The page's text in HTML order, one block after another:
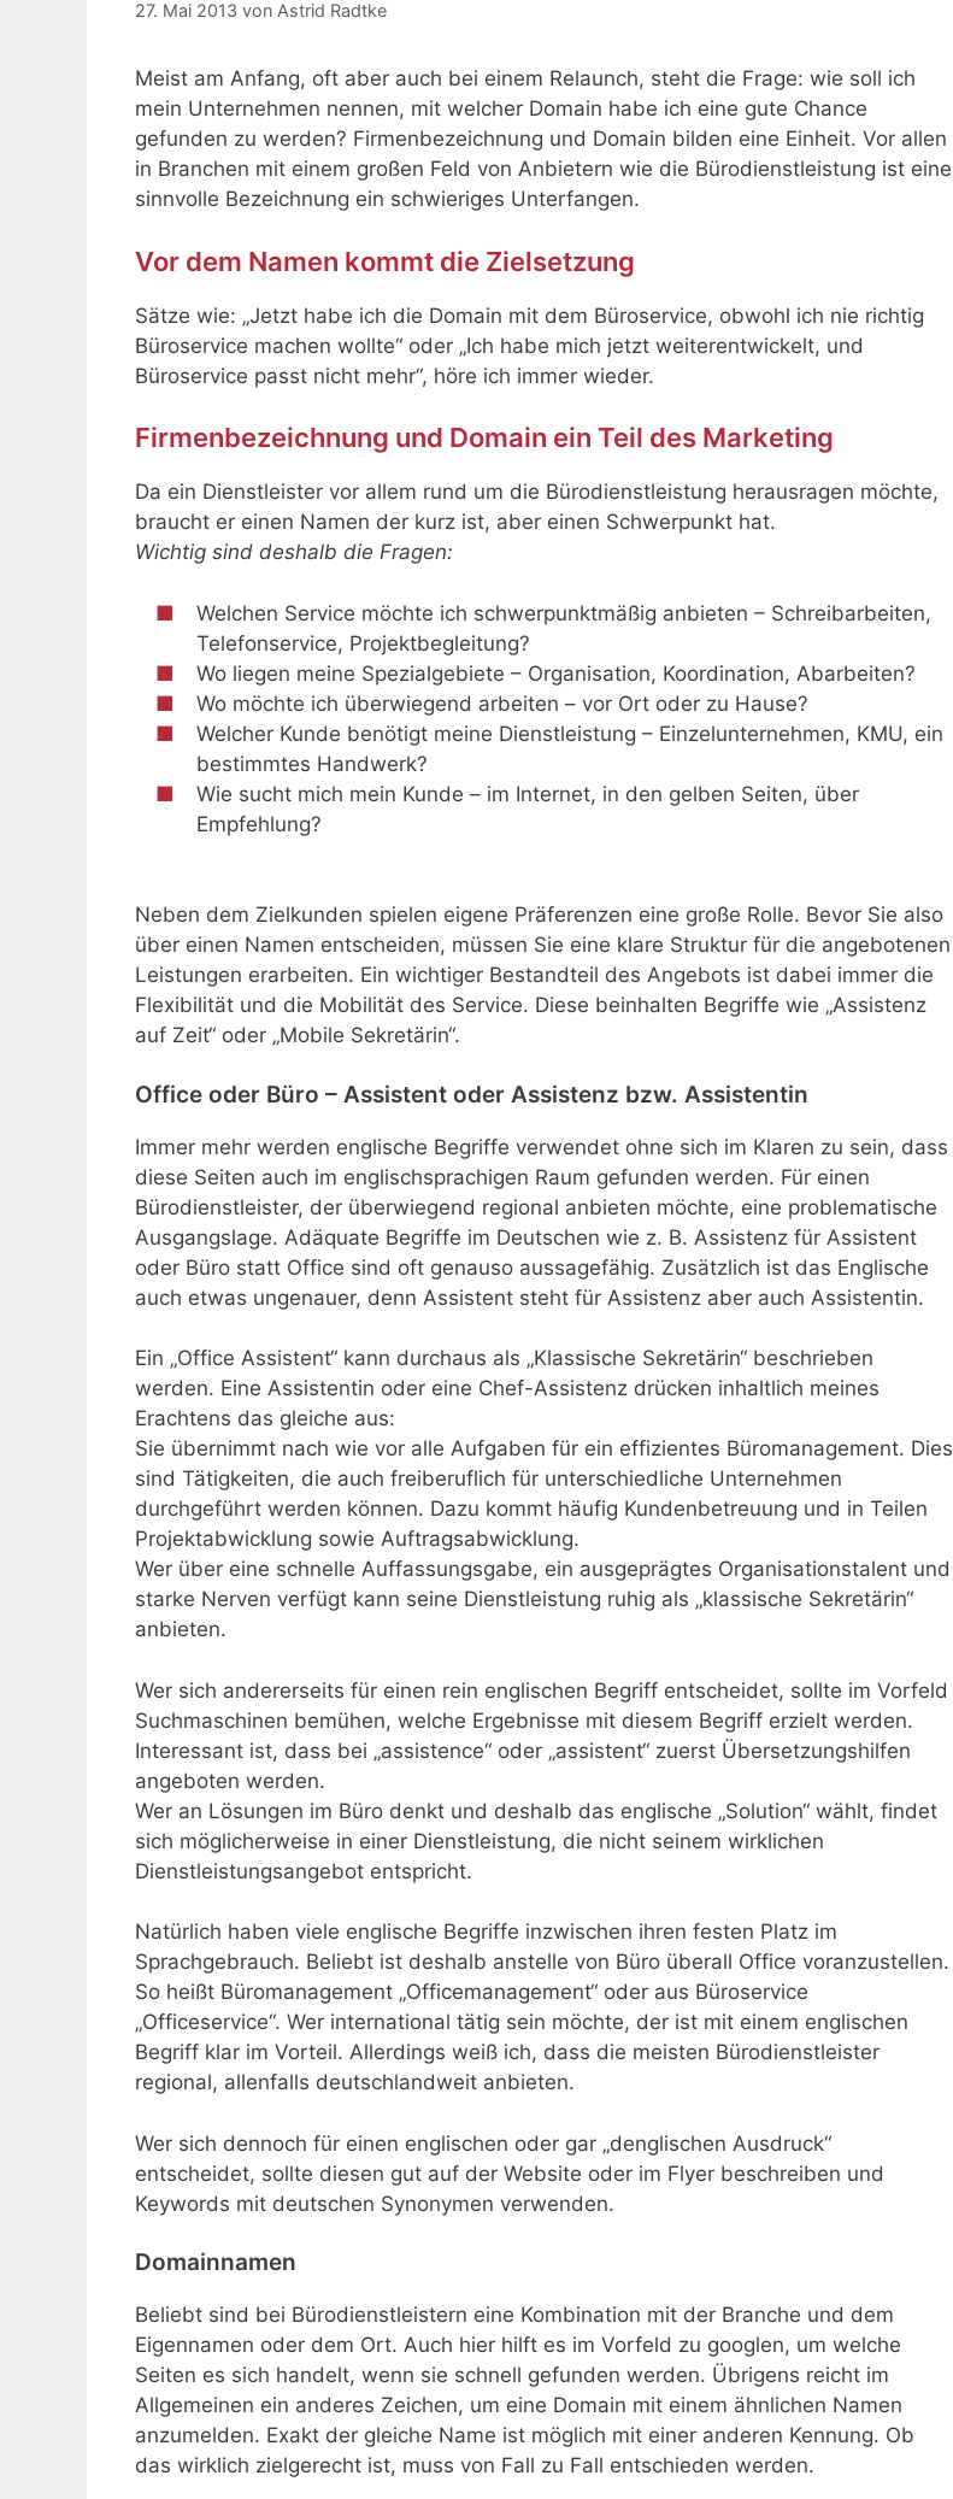
27. Mai 2013 von Astrid Radtke
Meist am Anfang, oft aber auch bei einem Relaunch, steht die Frage: wie soll ich
mein Unternehmen nennen, mit welcher Domain habe ich eine gute Chance
gefunden zu werden? Firmenbezeichnung und Domain bilden eine Einheit. Vor allen
in Branchen mit einem großen Feld von Anbietern wie die Bürodienstleistung ist eine
sinnvolle Bezeichnung ein schwieriges Unterfangen.
Vor dem Namen kommt die Zielsetzung
Sätze wie: „Jetzt habe ich die Domain mit dem Büroservice, obwohl ich nie richtig
Büroservice machen wollte“ oder „Ich habe mich jetzt weiterentwickelt, und
Büroservice passt nicht mehr“, höre ich immer wieder.
Firmenbezeichnung und Domain ein Teil des Marketing
Da ein Dienstleister vor allem rund um die Bürodienstleistung herausragen möchte,
braucht er einen Namen der kurz ist, aber einen Schwerpunkt hat.
Wichtig sind deshalb die Fragen:
Welchen Service möchte ich schwerpunktmäßig anbieten – Schreibarbeiten,
Telefonservice, Projektbegleitung?
Wo liegen meine Spezialgebiete – Organisation, Koordination, Abarbeiten?
Wo möchte ich überwiegend arbeiten – vor Ort oder zu Hause?
Welcher Kunde benötigt meine Dienstleistung – Einzelunternehmen, KMU, ein
bestimmtes Handwerk?
Wie sucht mich mein Kunde – im Internet, in den gelben Seiten, über
Empfehlung?
Neben dem Zielkunden spielen eigene Präferenzen eine große Rolle. Bevor Sie also
über einen Namen entscheiden, müssen Sie eine klare Struktur für die angebotenen
Leistungen erarbeiten. Ein wichtiger Bestandteil des Angebots ist dabei immer die
Flexibilität und die Mobilität des Service. Diese beinhalten Begriffe wie „Assistenz
auf Zeit“ oder „Mobile Sekretärin“.
Office oder Büro – Assistent oder Assistenz bzw. Assistentin
Immer mehr werden englische Begriffe verwendet ohne sich im Klaren zu sein, dass
diese Seiten auch im englischsprachigen Raum gefunden werden. Für einen
Bürodienstleister, der überwiegend regional anbieten möchte, eine problematische
Ausgangslage. Adäquate Begriffe im Deutschen wie z. B. Assistenz für Assistent
oder Büro statt Office sind oft genauso aussagefähig. Zusätzlich ist das Englische
auch etwas ungenauer, denn Assistent steht für Assistenz aber auch Assistentin.
Ein „Office Assistent“ kann durchaus als „Klassische Sekretärin“ beschrieben
werden. Eine Assistentin oder eine Chef-Assistenz drücken inhaltlich meines
Erachtens das gleiche aus:
Sie übernimmt nach wie vor alle Aufgaben für ein effizientes Büromanagement. Dies
sind Tätigkeiten, die auch freiberuflich für unterschiedliche Unternehmen
durchgeführt werden können. Dazu kommt häufig Kundenbetreuung und in Teilen
Projektabwicklung sowie Auftragsabwicklung.
Wer über eine schnelle Auffassungsgabe, ein ausgeprägtes Organisationstalent und
starke Nerven verfügt kann seine Dienstleistung ruhig als „klassische Sekretärin“
anbieten.
Wer sich andererseits für einen rein englischen Begriff entscheidet, sollte im Vorfeld
Suchmaschinen bemühen, welche Ergebnisse mit diesem Begriff erzielt werden.
Interessant ist, dass bei „assistence“ oder „assistent“ zuerst Übersetzungshilfen
angeboten werden.
Wer an Lösungen im Büro denkt und deshalb das englische „Solution“ wählt, findet
sich möglicherweise in einer Dienstleistung, die nicht seinem wirklichen
Dienstleistungsangebot entspricht.
Natürlich haben viele englische Begriffe inzwischen ihren festen Platz im
Sprachgebrauch. Beliebt ist deshalb anstelle von Büro überall Office voranzustellen.
So heißt Büromanagement „Officemanagement“ oder aus Büroservice
„Officeservice“. Wer international tätig sein möchte, der ist mit einem englischen
Begriff klar im Vorteil. Allerdings weiß ich, dass die meisten Bürodienstleister
regional, allenfalls deutschlandweit anbieten.
Wer sich dennoch für einen englischen oder gar „denglischen Ausdruck“
entscheidet, sollte diesen gut auf der Website oder im Flyer beschreiben und
Keywords mit deutschen Synonymen verwenden.
Domainnamen
Beliebt sind bei Bürodienstleistern eine Kombination mit der Branche und dem
Eigennamen oder dem Ort. Auch hier hilft es im Vorfeld zu googlen, um welche
Seiten es sich handelt, wenn sie schnell gefunden werden. Übrigens reicht im
Allgemeinen ein anderes Zeichen, um eine Domain mit einem ähnlichen Namen
anzumelden. Exakt der gleiche Name ist möglich mit einer anderen Kennung. Ob
das wirklich zielgerecht ist, muss von Fall zu Fall entschieden werden.